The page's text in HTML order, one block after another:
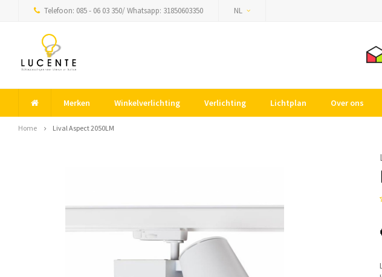
Telefoon: 085 - 06 03 350/ Whatsapp: 31850603350 NL
Merken Winkelverlichting Verlichting Lichtplan Over ons
Home Lival Aspect 2050LM